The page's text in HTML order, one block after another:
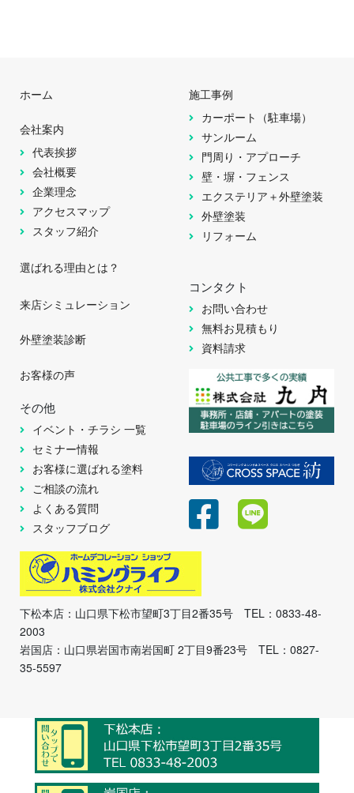
ホーム
会社案内
代表挨拶
会社概要
企業理念
アクセスマップ
スタッフ紹介
選ばれる理由とは？
施工事例
カーポート（駐車場）
サンルーム
門周り・アプローチ
壁・塀・フェンス
エクステリア＋外壁塗装
外壁塗装
リフォーム
来店シミュレーション
外壁塗装診断
お客様の声
その他
イベント・チラシ 一覧
セミナー情報
お客様に選ばれる塗料
ご相談の流れ
よくある質問
スタッフブログ
コンタクト
お問い合わせ
無料お見積もり
資料請求
下松本店：山口県下松市望町3丁目2番35号 TEL：0833-48-
2003
岩国店：山口県岩国市南岩国町 2丁目9番23号 TEL：0827-
35-5597